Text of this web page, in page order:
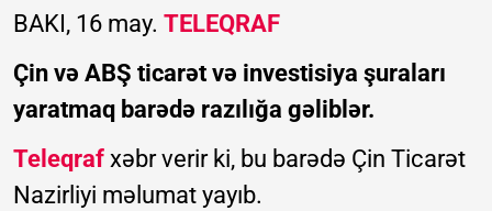
BAKI, 16 may. TELEQRAF
Çin və ABŞ ticarət və investisiya şuraları
yaratmaq barədə razılığa gəliblər.
Teleqraf xəbr verir ki, bu barədə Çin Ticarət
Nazirliyi məlumat yayıb.